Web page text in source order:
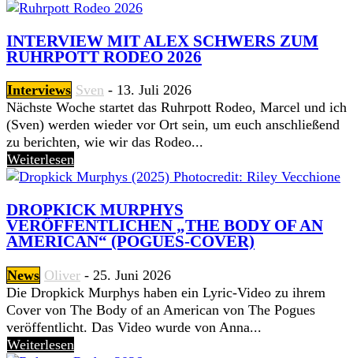
INTERVIEW MIT ALEX SCHWERS ZUM
RUHRPOTT RODEO 2026
Interviews Sven - 13. Juli 2026
Nächste Woche startet das Ruhrpott Rodeo, Marcel und ich
(Sven) werden wieder vor Ort sein, um euch anschließend
zu berichten, wie wir das Rodeo...
Weiterlesen
DROPKICK MURPHYS
VERÖFFENTLICHEN „THE BODY OF AN
AMERICAN“ (POGUES-COVER)
News Oliver - 25. Juni 2026
Die Dropkick Murphys haben ein Lyric-Video zu ihrem
Cover von The Body of an American von The Pogues
veröffentlicht. Das Video wurde von Anna...
Weiterlesen